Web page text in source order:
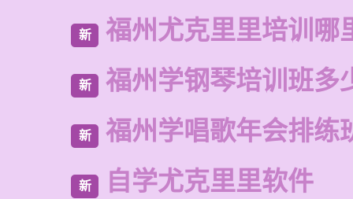
新 福州尤克里里培训哪
新 福州学钢琴培训班多
新 福州学唱歌年会排练
新 自学尤克里里软件